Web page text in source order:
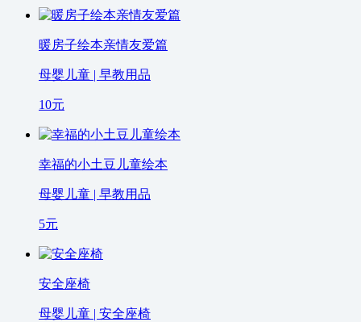
暖房子绘本亲情友爱篇
母婴儿童 | 早教用品
10元
幸福的小土豆儿童绘本
母婴儿童 | 早教用品
5元
安全座椅
母婴儿童 | 安全座椅